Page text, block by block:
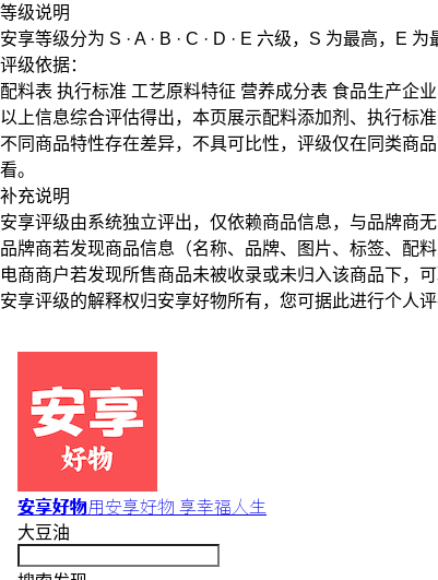
等级说明
安享等级分为 S · A · B · C · D · E 六级， S 为最高， E 为
评级依据：
配料表 执行标准 工艺原料特征 营养成分表 食品生产企业
以上信息综合评估得出，本页展示配料添加剂 、 执行标准
不同商品特性存在差异，不具可比性，评级仅在 同类商品
看。
补充说明
安享评级由系统独立评出，仅依赖商品信息， 与品牌商
品牌商若发现商品信息（名称、品牌、图片、标签、配
电商商户若发现所售商品未被收录或未归入该商品下，
安享评级的解释权归安享好物所有，您可据此进行个人
安享好物用安享好物 享幸福人生
大豆油